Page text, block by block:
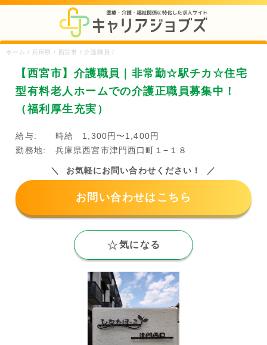
ホーム / 兵庫県 / 西宮市 / 介護職員 /
【西宮市】介護職員｜非常勤☆駅チカ☆住宅
型有料老人ホームでの介護正職員募集中！
（福利厚生充実）
給与:
時給 1,300円〜1,400円
勤務地:
兵庫県西宮市津門西口町１−１８
お気軽にお問い合わせください！
お問い合わせはこちら
気になる